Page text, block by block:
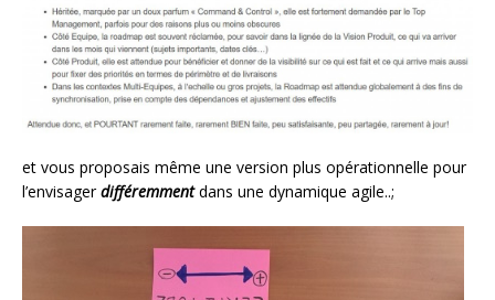
et vous proposais même une version plus opérationnelle pour
l’envisagerdifféremment dans une dynamique agile..;